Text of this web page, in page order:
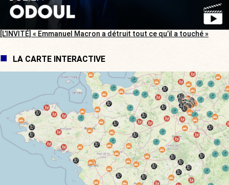
[L’INVITÉ] « Emmanuel Macron a détruit tout ce qu’il a touché »
LA CARTE INTERACTIVE